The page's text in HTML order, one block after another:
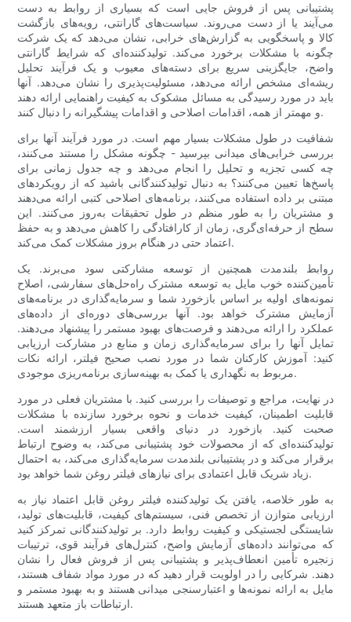
پشتیبانی پس از فروش جایی است که بسیاری از روابط به دست
می‌آیند یا از دست می‌روند. سیاست‌های گارانتی، رویه‌های بازگشت
کالا و پاسخگویی به گزارش‌های خرابی، نشان می‌دهد که یک شرکت
چگونه با مشکلات برخورد می‌کند. تولیدکننده‌ای که شرایط گارانتی
واضح، جایگزینی سریع برای دسته‌های معیوب و یک فرآیند تحلیل
ریشه‌ای مشخص ارائه می‌دهد، مسئولیت‌پذیری را نشان می‌دهد. آنها
باید در مورد رسیدگی به مسائل مشکوک به کیفیت راهنمایی ارائه دهند
و مهمتر از همه، اقدامات اصلاحی و اقدامات پیشگیرانه را دنبال کنند.
شفافیت در طول مشکلات بسیار مهم است. در مورد فرآیند آنها برای
بررسی خرابی‌های میدانی بپرسید - چگونه مشکل را مستند می‌کنند،
چه کسی تجزیه و تحلیل را انجام می‌دهد و چه جدول زمانی برای
پاسخ‌ها تعیین می‌کنند؟ به دنبال تولیدکنندگانی باشید که از رویکردهای
مبتنی بر داده استفاده می‌کنند، برنامه‌های اصلاحی کتبی ارائه می‌دهند
و مشتریان را به طور منظم در طول تحقیقات به‌روز می‌کنند. این
سطح از حرفه‌ای‌گری، زمان از کارافتادگی را کاهش می‌دهد و به حفظ
اعتماد حتی در هنگام بروز مشکلات کمک می‌کند.
روابط بلندمدت همچنین از توسعه مشارکتی سود می‌برند. یک
تأمین‌کننده خوب مایل به توسعه مشترک راه‌حل‌های سفارشی، اصلاح
نمونه‌های اولیه بر اساس بازخورد شما و سرمایه‌گذاری در برنامه‌های
آزمایش مشترک خواهد بود. آنها بررسی‌های دوره‌ای از داده‌های
عملکرد را ارائه می‌دهند و فرصت‌های بهبود مستمر را پیشنهاد می‌دهند.
تمایل آنها را برای سرمایه‌گذاری زمان و منابع در مشارکت ارزیابی
کنید: آموزش کارکنان شما در مورد نصب صحیح فیلتر، ارائه نکات
مربوط به نگهداری یا کمک به بهینه‌سازی برنامه‌ریزی موجودی.
در نهایت، مراجع و توصیفات را بررسی کنید. با مشتریان فعلی در مورد
قابلیت اطمینان، کیفیت خدمات و نحوه برخورد سازنده با مشکلات
صحبت کنید. بازخورد در دنیای واقعی بسیار ارزشمند است.
تولیدکننده‌ای که از محصولات خود پشتیبانی می‌کند، به وضوح ارتباط
برقرار می‌کند و در پشتیبانی بلندمدت سرمایه‌گذاری می‌کند، به احتمال
زیاد شریک قابل اعتمادی برای نیازهای فیلتر روغن شما خواهد بود.
به طور خلاصه، یافتن یک تولیدکننده فیلتر روغن قابل اعتماد نیاز به
ارزیابی متوازن از تخصص فنی، سیستم‌های کیفیت، قابلیت‌های تولید،
شایستگی لجستیکی و کیفیت روابط دارد. بر تولیدکنندگانی تمرکز کنید
که می‌توانند داده‌های آزمایش واضح، کنترل‌های فرآیند قوی، ترتیبات
زنجیره تأمین انعطاف‌پذیر و پشتیبانی پس از فروش فعال را نشان
دهند. شرکایی را در اولویت قرار دهید که در مورد مواد شفاف هستند،
مایل به ارائه نمونه‌ها و اعتبارسنجی میدانی هستند و به بهبود مستمر و
ارتباطات باز متعهد هستند.